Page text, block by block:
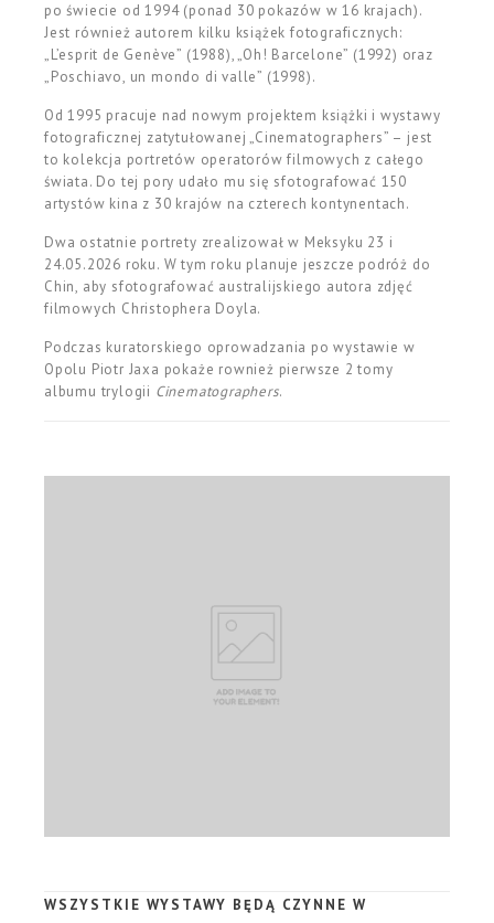
po świecie od 1994 (ponad 30 pokazów w 16 krajach).
Jest również autorem kilku książek fotograficznych:
„L’esprit de Genève” (1988), „Oh! Barcelone” (1992) oraz
„Poschiavo, un mondo di valle” (1998).
Od 1995 pracuje nad nowym projektem książki i wystawy
fotograficznej zatytułowanej „Cinematographers” – jest
to kolekcja portretów operatorów filmowych z całego
świata. Do tej pory udało mu się sfotografować 150
artystów kina z 30 krajów na czterech kontynentach.
Dwa ostatnie portrety zrealizował w Meksyku 23 i
24.05.2026 roku. W tym roku planuje jeszcze podróż do
Chin, aby sfotografować australijskiego autora zdjęć
filmowych Christophera Doyla.
Podczas kuratorskiego oprowadzania po wystawie w
Opolu Piotr Jaxa pokaże rownież pierwsze 2 tomy
albumu trylogii Cinematographers.
WSZYSTKIE WYSTAWY BĘDĄ CZYNNE W